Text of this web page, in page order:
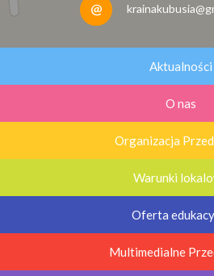
Aktualności
O nas
Organizacja
Warunki
Oferta
Multimedialne